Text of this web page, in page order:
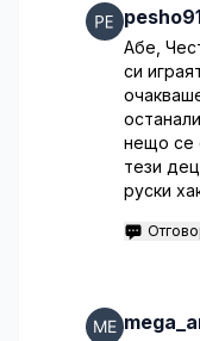
Абе,
си
нещо се
тези
руски